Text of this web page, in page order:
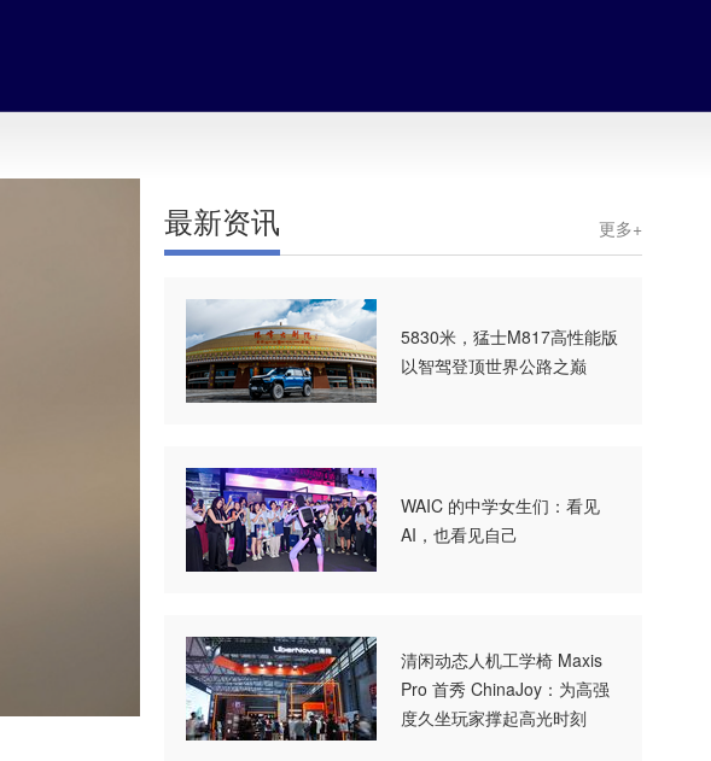
最新资讯 更多+
5830米，猛士M817高性能版
以智驾登顶世界公路之巅
WAIC 的中学女生们：看见
AI，也看见自己
清闲动态人机工学椅 Maxis
Pro 首秀 ChinaJoy：为高强
度久坐玩家撑起高光时刻